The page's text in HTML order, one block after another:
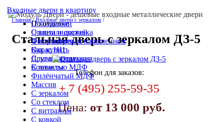
Входные двери в квартиру
По отделке
С винилискожей
С порошковым напылением
Окрас НЦ
С ламинатом
С панелью МДФ
Филёнчатый МДФ
Массив
С зеркалом
Со стеклом
С витражом
С ковкой
О компании
Оплата и доставка
Фотогалерея
Как купить
Другая продукция
Контакты
Главная / Входные двери с зеркалом /
Стальная дверь с зеркалом ДЗ-5
Телефон для заказов:
+ 7 (495) 255-59-35
Цена: от 13 000 руб.